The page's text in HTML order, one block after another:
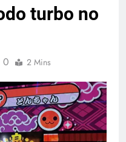
turbo no
0 2 Mins